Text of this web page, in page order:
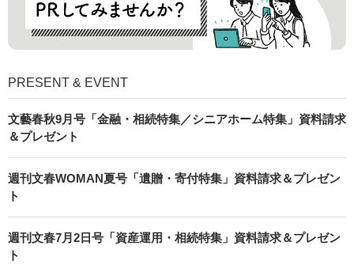
PRESENT & EVENT
文藝春秋9月号「金融・相続特集／シニアホーム特集」資料請求
＆プレゼント
週刊文春WOMAN夏号「遺贈・寄付特集」資料請求＆プレゼン
ト
週刊文春7月2日号「資産運用・相続特集」資料請求＆プレゼン
ト